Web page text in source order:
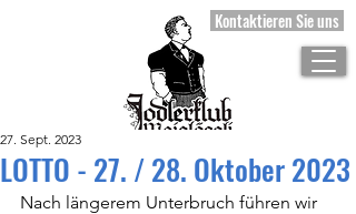
Kontaktieren Sie uns
LOTTO - 27. / 28. Oktober 2023
27. Sept. 2023
Nach längerem Unterbruch führen wir